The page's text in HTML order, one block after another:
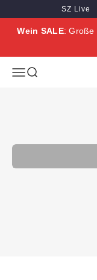
Zum Inhalt springen
Zum Hauptinhalt springen
SZ Live
Wein SALE: Große
MenüSuche